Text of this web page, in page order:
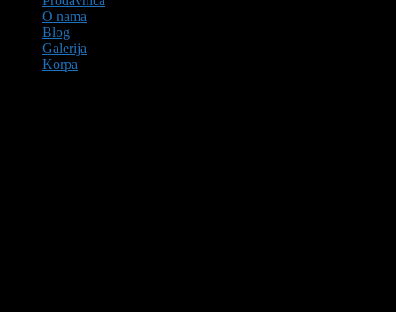
O nama
Blog
Galerija
Korpa